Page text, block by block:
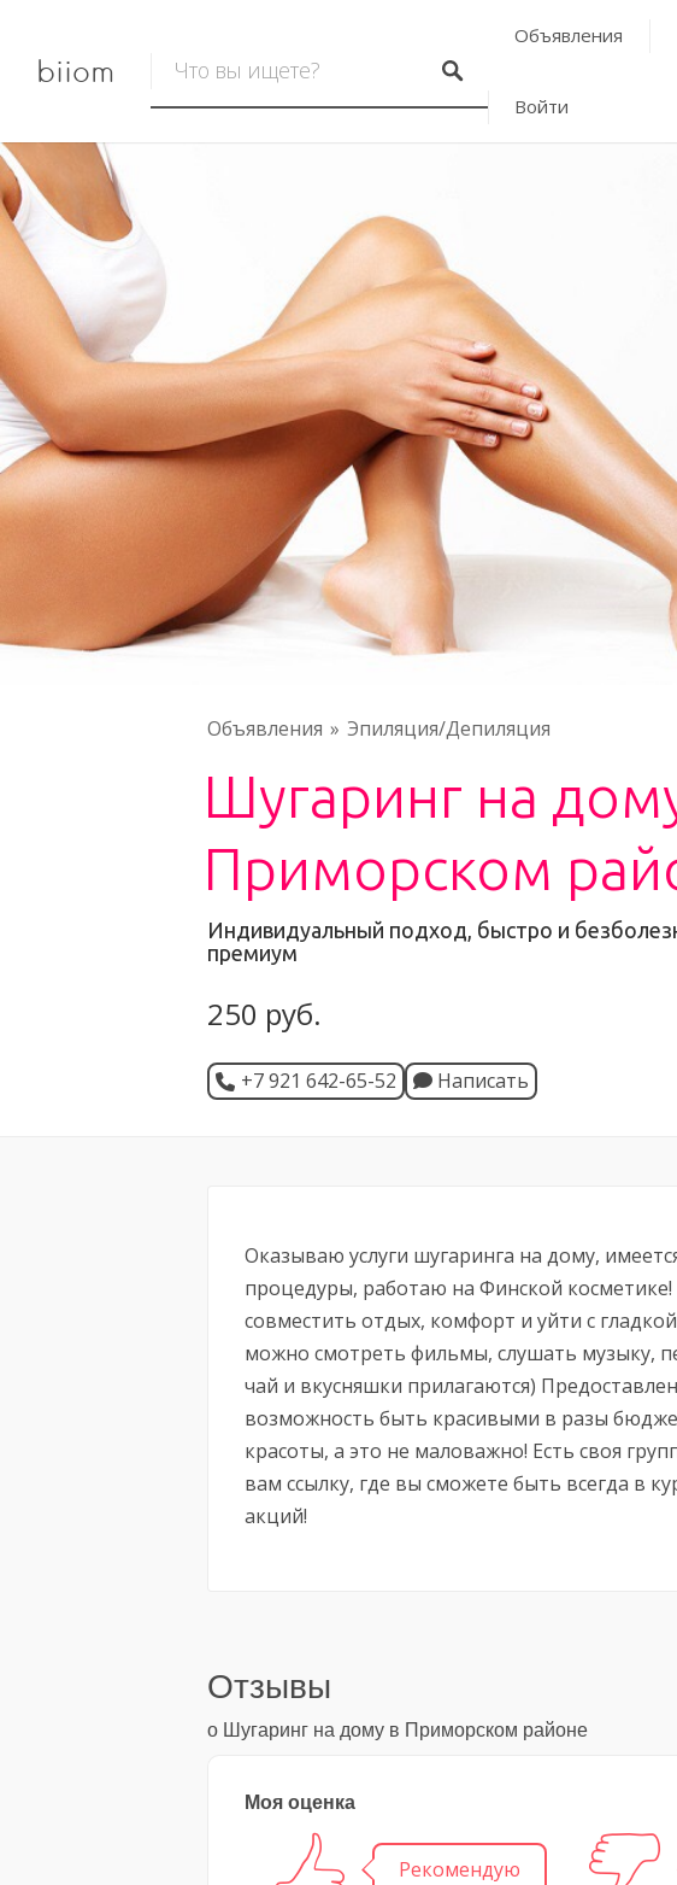
biiom
Объявления
Войти
Объявления Эпиляция/Депиляция
Шугаринг на
Приморском
Индивидуальный подход, быстро и
премиум
250 руб.
+7 921 642-65-52 Написать
Оказываю услуги шугаринга на дому,
процедуры, работаю на Финской косметике!
совместить отдых, комфорт и уйти с
можно смотреть фильмы, слушать музыку,
чай и вкусняшки прилагаются)
возможность быть красивыми в разы
красоты, а это не маловажно! Есть своя
вам ссылку, где вы сможете быть всегда в
акций!
Отзывы
о Шугаринг на дому в Приморском районе
Моя оценка
Рекомендую